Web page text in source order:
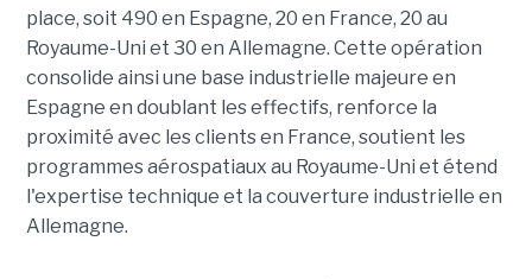
place, soit 490 en Espagne, 20 en France, 20 au
Royaume-Uni et 30 en Allemagne. Cette opération
consolide ainsi une base industrielle majeure en
Espagne en doublant les effectifs, renforce la
proximité avec les clients en France, soutient les
programmes aérospatiaux au Royaume-Uni et étend
l'expertise technique et la couverture industrielle en
Allemagne.